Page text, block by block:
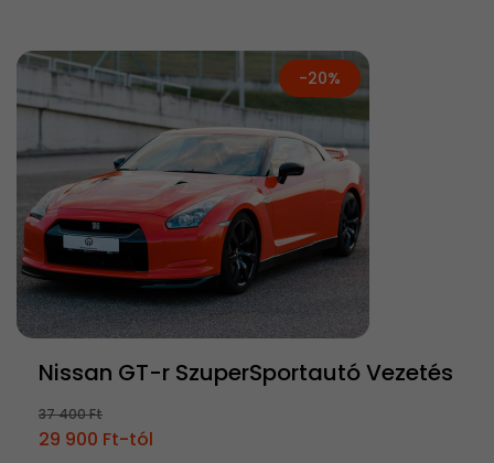
-20%
Nissan GT-r SzuperSportautó Vezetés
37 400 Ft
29 900 Ft-tól